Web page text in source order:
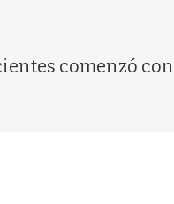
comenzó con